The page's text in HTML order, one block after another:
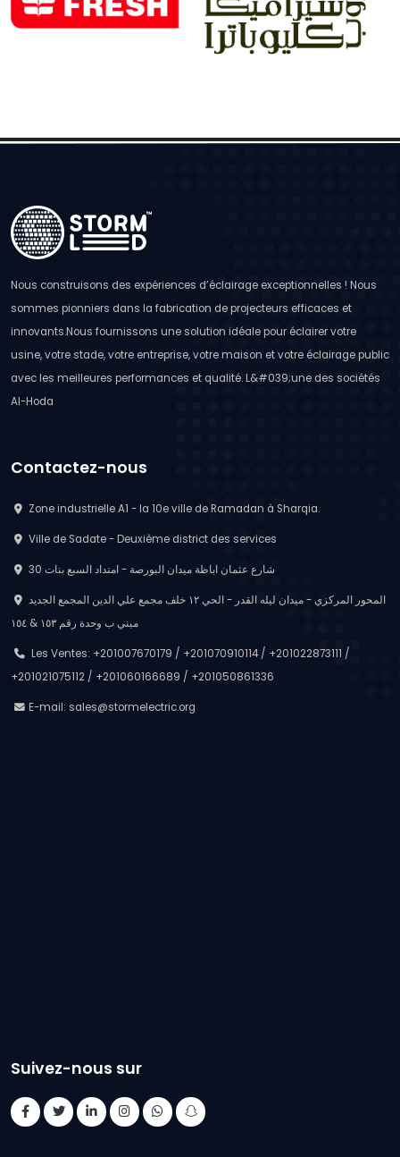
Nous construisons des expériences d’éclairage exceptionnelles ! Nous
sommes pionniers dans la fabrication de projecteurs efficaces et
innovants.Nous fournissons une solution idéale pour éclairer votre
usine, votre stade, votre entreprise, votre maison et votre éclairage public
avec les meilleures performances et qualité. L&#039;une des sociétés
Al-Hoda
Contactez-nous
Zone industrielle A1 - la 10e ville de Ramadan à Sharqia.
Ville de Sadate - Deuxième district des services
30 شارع عثمان اباظة ميدان البورصة - امتداد السبع بنات
مبني ب وحدة رقم ١٥٣ & ١٥٤
Les Ventes: +201007670179 / +201070910114 / +201022873111 /
+201021075112 / +201060166689 / +201050861336
E-mail: sales@stormelectric.org
Suivez-nous sur